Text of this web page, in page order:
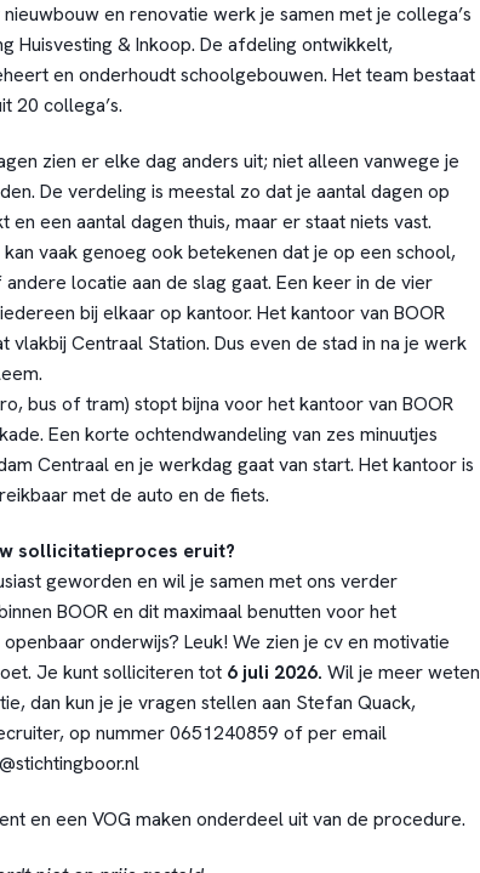
en renovatie werk je samen met je collega’s
Huisvesting & Inkoop. De afdeling ontwikkelt,
en onderhoudt schoolgebouwen. Het team bestaat
20 collega’s.
zien er elke dag anders uit; niet alleen vanwege je
De verdeling is meestal zo dat je aantal dagen op
en een aantal dagen thuis, maar er staat niets vast.
vaak genoeg ook betekenen dat je op een school,
locatie aan de slag gaat. Een keer in de vier
bij elkaar op kantoor. Het kantoor van BOOR
vlakbij Centraal Station. Dus even de stad in na je werk
bus of tram) stopt bijna voor het kantoor van BOOR
Een korte ochtendwandeling van zes minuutjes
Centraal en je werkdag gaat van start. Het kantoor is
met de auto en de fiets.
sollicitatieproces eruit?
geworden en wil je samen met ons verder
BOOR en dit maximaal benutten voor het
onderwijs? Leuk! We zien je cv en motivatie
Je kunt solliciteren tot6 juli 2026. Wil je meer weten
dan kun je je vragen stellen aan Stefan Quack,
op nummer 0651240859 of per email
en een VOG maken onderdeel uit van de procedure.